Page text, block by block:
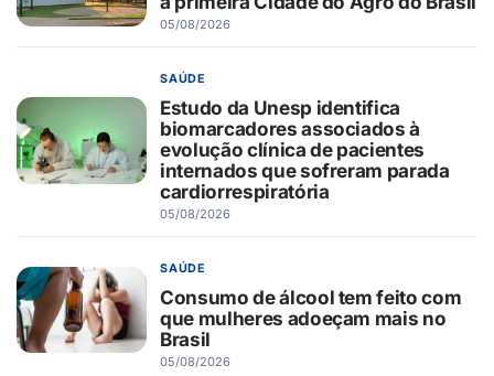
05/08/2026
SAÚDE
Estudo da Unesp identifica
biomarcadores associados à
evolução clínica de pacientes
internados que sofreram parada
cardiorrespiratória
05/08/2026
SAÚDE
Consumo de álcool tem feito com
que mulheres adoeçam mais no
Brasil
05/08/2026